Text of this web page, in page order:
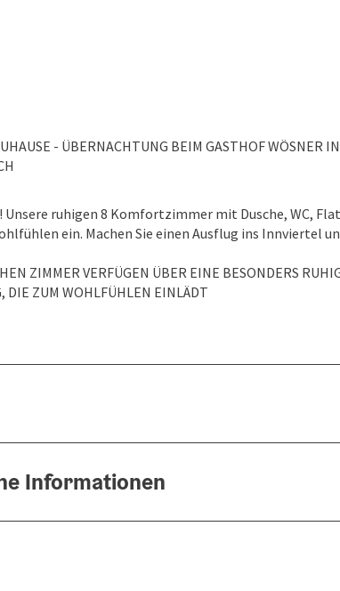
- ÜBERNACHTUNG BEIM GASTHOF WÖSNER
Unsere ruhigen 8 Komfortzimmer mit Dusche, WC,
ein. Machen Sie einen Ausflug ins Innviertel
ZIMMER VERFÜGEN ÜBER EINE BESONDERS
DIE ZUM WOHLFÜHLEN EINLÄDT
Informationen